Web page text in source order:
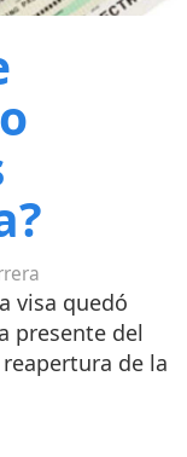
visa quedó
presente del
de la